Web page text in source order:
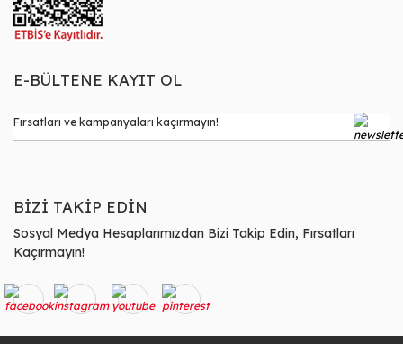
E-BÜLTENE KAYIT OL
BİZİ TAKİP EDİN
Sosyal Medya Hesaplarımızdan Bizi Takip Edin, Fırsatları
Kaçırmayın!